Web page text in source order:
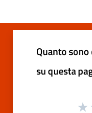
Quanto
su questa